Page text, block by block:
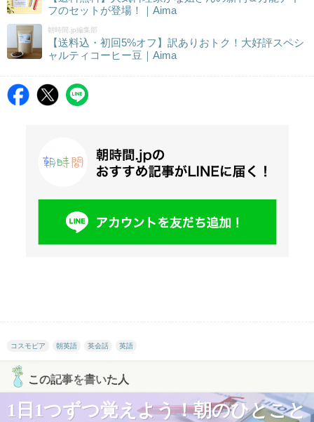
フのセットが登場！｜Aima
朝時間.jp編集部
【送料込・初回5%オフ】訳ありおトク！大好評スペシ
ャルティコーヒー豆｜Aima
コスモピア 朝英語 英会話 英語
この記事を書いた人
1日1つずつ覚えよう！朝のひとこと